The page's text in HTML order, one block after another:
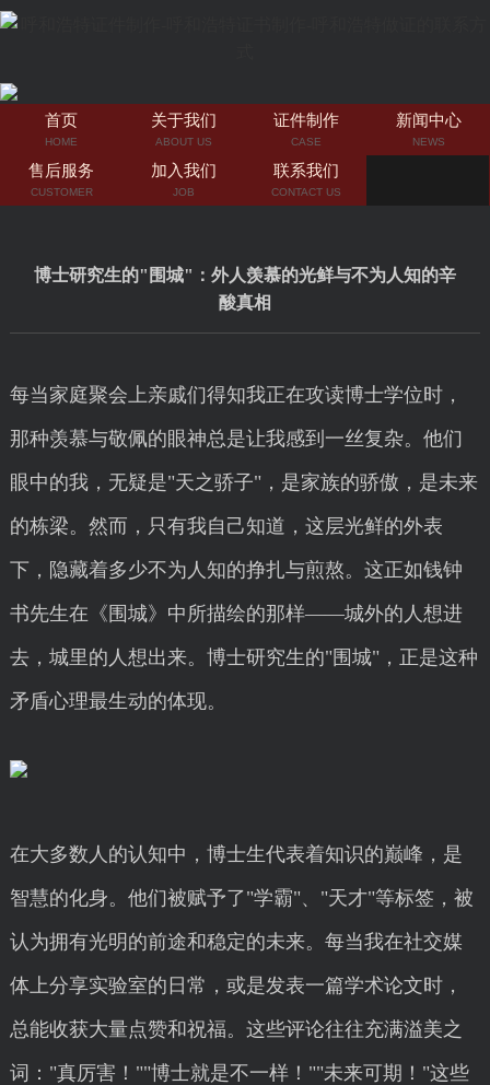
首页
HOME
关于我们
ABOUT US
证件制作
CASE
新闻中心
NEWS
售后服务
CUSTOMER
加入我们
JOB
联系我们
CONTACT US
博士研究生的"围城"：外人羡慕的光鲜与不为人知的辛
酸真相
每当家庭聚会上亲戚们得知我正在攻读博士学位时，
那种羡慕与敬佩的眼神总是让我感到一丝复杂。他们
眼中的我，无疑是"天之骄子"，是家族的骄傲，是未来
的栋梁。然而，只有我自己知道，这层光鲜的外表
下，隐藏着多少不为人知的挣扎与煎熬。这正如钱钟
书先生在《围城》中所描绘的那样——城外的人想进
去，城里的人想出来。博士研究生的"围城"，正是这种
矛盾心理最生动的体现。
在大多数人的认知中，博士生代表着知识的巅峰，是
智慧的化身。他们被赋予了"学霸"、"天才"等标签，被
认为拥有光明的前途和稳定的未来。每当我在社交媒
体上分享实验室的日常，或是发表一篇学术论文时，
总能收获大量点赞和祝福。这些评论往往充满溢美之
词："真厉害！""博士就是不一样！""未来可期！"这些